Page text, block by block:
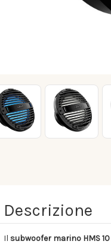
Descrizione
Il subwoofer marino HMS